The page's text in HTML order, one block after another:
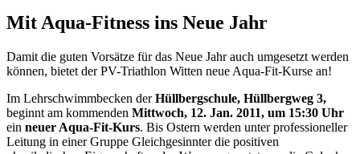
Mit Aqua-Fitness ins Neue Jahr
Damit die guten Vorsätze für das Neue Jahr auch umgesetzt werden
können, bietet der PV-Triathlon Witten neue Aqua-Fit-Kurse an!
Im Lehrschwimmbecken derHüllbergschule, Hüllbergweg 3,
beginnt am kommenden Mittwoch, 12. Jan. 2011, um 15:30 Uhr
ein neuer Aqua-Fit-Kurs. Bis Ostern werden unter professioneller
Leitung in einer Gruppe Gleichgesinnter die positiven